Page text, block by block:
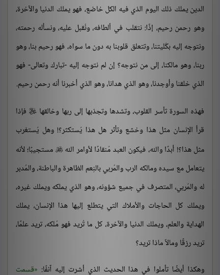
الدين يملك ذلك اليوم الذي فيه الكل خاضع، فهو يملك الدنيا والآخرة،
وهو رحمن رحيم، إذًا: نتقلب في ألطافه، ونُقبل عليه، ونسأله رحمته،
ونتوجه إليه بكُليتنا، وتتعلق قلوبنا به دون ما سواه، فهو رحيم بنا، وهو
ربنا، وهو مالكنا، إلى من نتوجه؟ إن لم نتوجه إليه -تبارك وتعالى- فهو
الذي خلقنا وأوجدنا، وهو الذي هدانا، وهو الذي أخبرنا أنه رحمن رحيم.
فهذه السورة تأسر القلوب، وتشدها وتجذبها إلى ربها وخالقها فإذا
قرأ الإنسان مثل هذا وخشع وتأثر هل هذا يُستكثر؟! وهل يُستغرب
مثل هذا؟! أبدًا والله، فيكون العبد مُنقادًا لأوامر الله مستجيبًا؛ لأنه
يتعامل مع سيده ومالكه الرب والمُربي بالنِعم الظاهرة والباطنة، والمُدبر
له والمُربي، المتصرف في جميع شؤونه، وهو الذي يملكه ويملك غيره،
ويملك كل الحاجات والأملاك التي يتطلع إليها هذا الإنسان، يملك
الهداية والعلم، ويملك الدنيا والآخرة، كل ما تُريد فهو مُلكه، تريد علمًا،
تريد رزقًا ومالاً ماذا تريد؟
وهكذا أيضًا تأملوا في هذا الحديث الذي أشرت إليه آنفًا: قسمت